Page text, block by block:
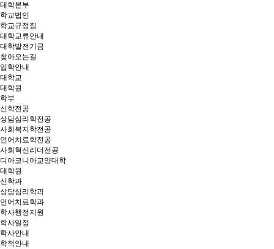
대학본부
학교법인
학교규정집
대학교류안내
대학발전기금
찾아오는길
입학안내
대학교
대학원
학부
신학전공
상담심리학전공
사회복지학전공
언어치료학전공
사회혁신리더전공
디아코니아교양대학
대학원
신학과
상담심리학과
언어치료학과
학사행정지원
학사일정
학사안내
학적안내